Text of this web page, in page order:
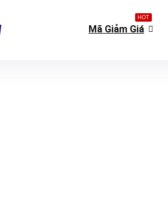
Mã Giảm Giá
HOT